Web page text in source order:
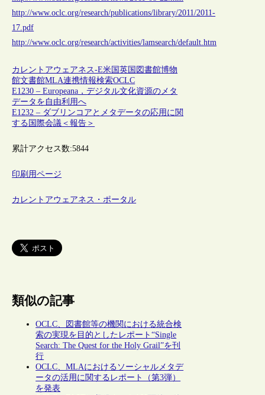
http://www.oclc.org/research/publications/library/2011/2011-
17.pdf
http://www.oclc.org/research/activities/lamsearch/default.htm
カレントアウェアネス-E米国英国 図書館博物
館文書館MLA連携情報検索OCLC
E1230 – Europeana，デジタル文化資源のメタ
データを自由利用へ
E1232 – ダブリンコアとメタデータの応用に関
する国際会議＜報告＞
累計アクセス数:5844
印刷用ページ
カレントアウェアネス・ポータル
類似の記事
OCLC、図書館等の機関における統合検
索の実現を目的としたレポート“Single
Search: The Quest for the Holy Grail”を刊
行
OCLC、MLAにおけるソーシャルメタデ
ータの活用に関するレポート（第3弾）
を発表